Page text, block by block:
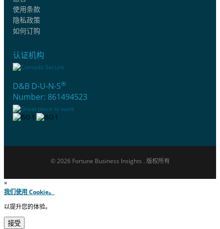
使用条款
隐私政策
如何订购
认证机构
D&B D-U-N-S®
Number: 861494523
© 2026 Fortune Business Insights . 版权所有
×
我们使用 Cookie。
以提升您的体验。
接受